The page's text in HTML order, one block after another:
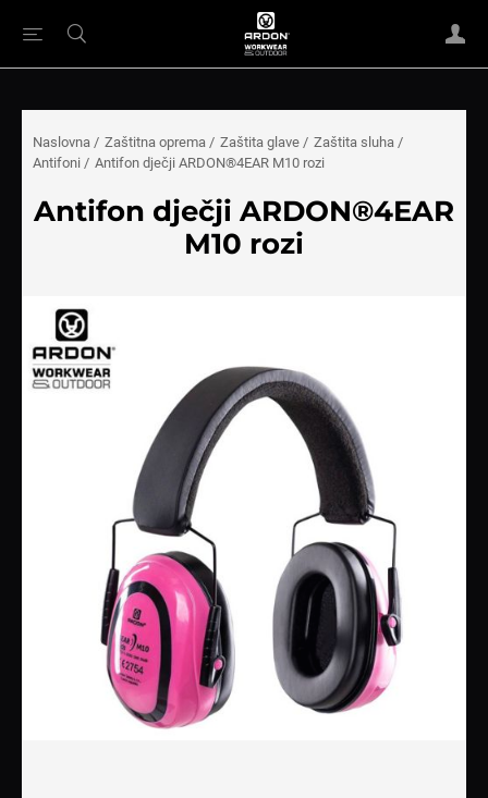
Naslovna / Zaštitna oprema / Zaštita glave / Zaštita sluha /
Antifoni / Antifon dječji ARDON®4EAR M10 rozi
Antifon dječji ARDON®4EAR
M10 rozi